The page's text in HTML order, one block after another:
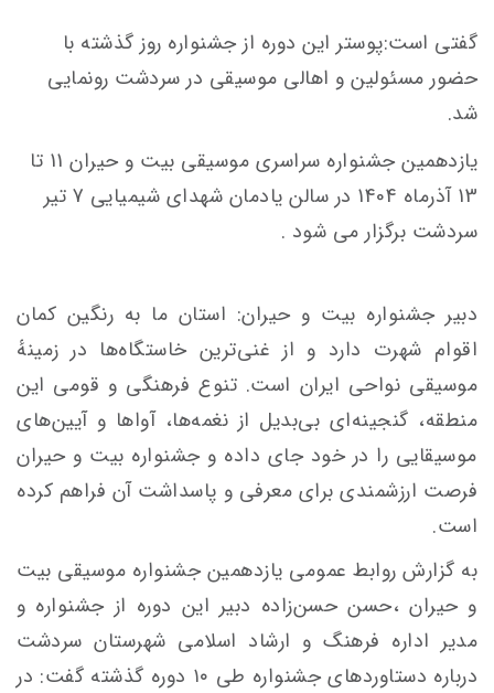
گفتی است:پوستر این دوره از جشنواره روز گذشته با
حضور مسئولین و اهالی موسیقی در سردشت رونمایی
شد.
یازدهمین جشنواره سراسری موسیقی بیت و حیران 11 تا
13 آذرماه 1404 در سالن یادمان شهدای شیمیایی 7 تیر
سردشت برگزار می شود .
دبیر جشنواره بیت و حیران: استان ما به رنگین کمان
اقوام شهرت دارد و از غنی‌ترین خاستگاه‌ها در زمینهٔ
موسیقی نواحی ایران است. تنوع فرهنگی و قومی این
منطقه، گنجینه‌ای بی‌بدیل از نغمه‌ها، آواها و آیین‌های
موسیقایی را در خود جای داده و جشنواره بیت و حیران
فرصت ارزشمندی برای معرفی و پاسداشت آن فراهم کرده
است.
به گزارش روابط عمومی یازدهمین جشنواره موسیقی بیت
و حیران ،حسن حسن‌زاده دبیر این دوره از جشنواره و
مدیر اداره فرهنگ و ارشاد اسلامی شهرستان سردشت
درباره دستاوردهای جشنواره طی ۱۰ دوره گذشته گفت: در